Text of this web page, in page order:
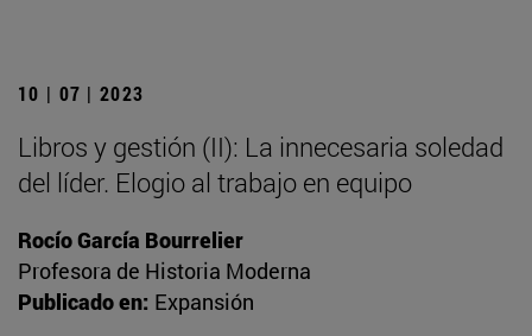
10 | 07 | 2023
Libros y gestión (II): La innecesaria soledad
del líder. Elogio al trabajo en equipo
Rocío García Bourrelier
Profesora de Historia Moderna
Publicado en: Expansión